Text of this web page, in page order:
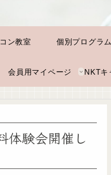
ン教室 個別プログラム
会員用マイページ
体験会開催し